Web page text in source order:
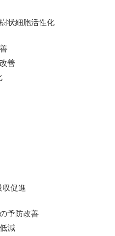
状細胞活性化
善
収促進
予防改善
減